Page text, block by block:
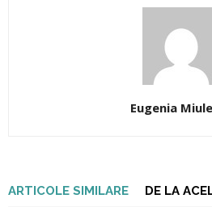
Eugenia
ARTICOLE SIMILARE DE LA